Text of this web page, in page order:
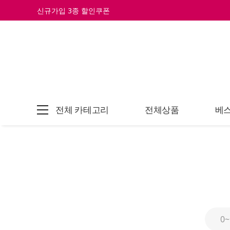
신규가입 3종 할인쿠폰
전체 카테고리 전체상품 베